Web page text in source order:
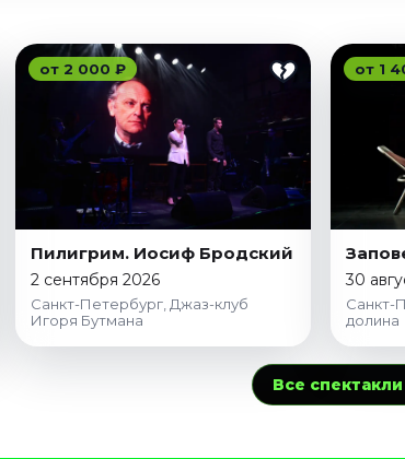
от 2 000 ₽
Пилигрим. Иосиф Бродский
2 сентября 2026
Санкт-Петербург, Джаз-клуб
Игоря Бутмана
от 1
30
Санкт-
долина
Все